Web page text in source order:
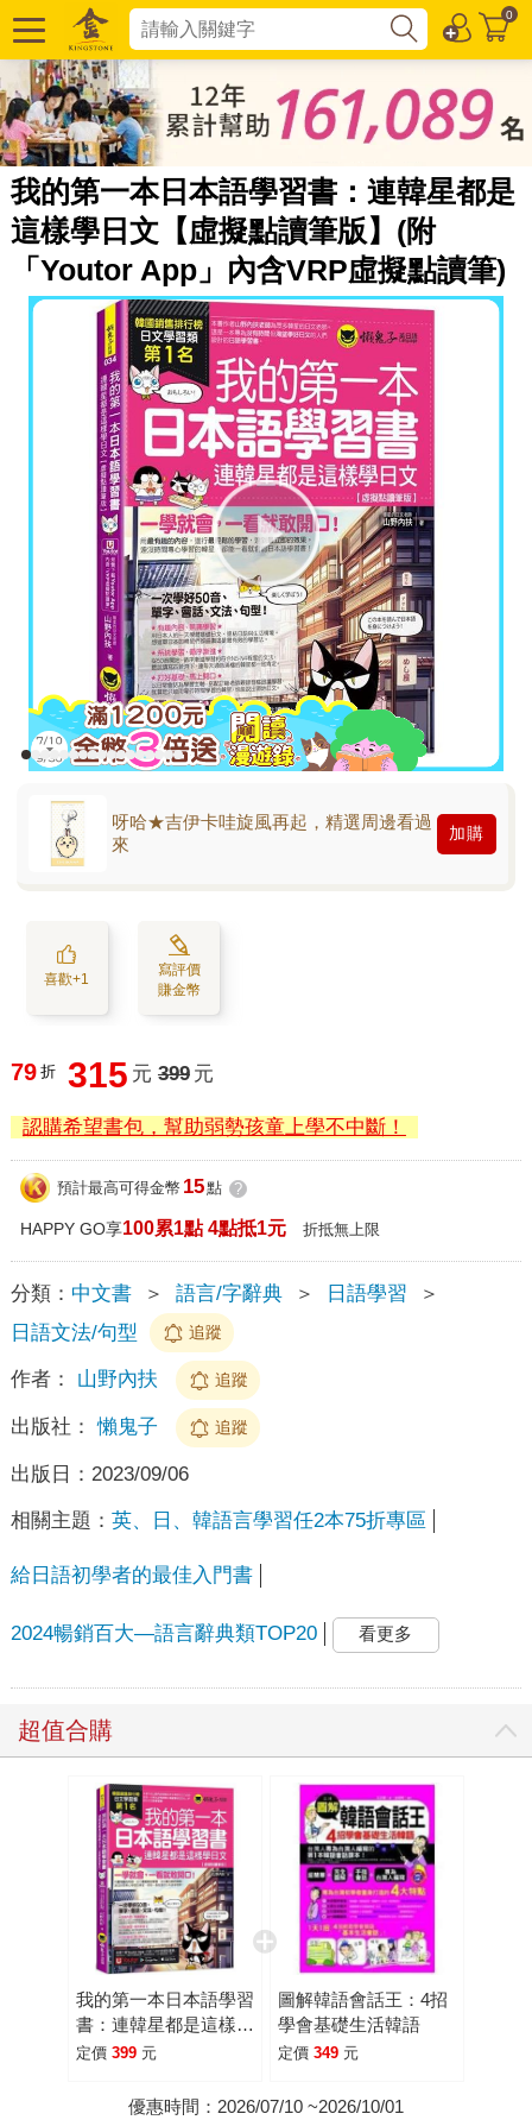
0
我的第一本日本語學習書：連韓星都是
這樣學日文【虛擬點讀筆版】(附
「Youtor App」內含VRP虛擬點讀筆)
呀哈★吉伊卡哇旋風再起，精選周邊看過
來
加購
喜歡+1
寫評價
賺金幣
79 折 315 元 399 元
認購希望書包，幫助弱勢孩童上學不中斷！
預計最高可得金幣 15點 ?
HAPPY GO享100累1點 4點抵1元 折抵無上限
分類： 中文書 ＞ 語言/字辭典 ＞ 日語學習
＞
日語文法/句型
追蹤
作者： 山野內扶 追蹤
出版社： 懶鬼子 追蹤
出版日： 2023/09/06
相關主題： 英、日、韓語言學習任2本75折專區
給日語初學者的最佳入門書
2024暢銷百大—語言辭典類TOP20 看更多
超值合購
我的第一本日本語學習
書：連韓星都是這樣學
日文【虛擬點讀筆版】
含VRP虛擬點讀筆)
定價 399 元
圖解韓語會話王：4招
學會基礎生活韓語
定價 349 元
優惠時間：2026/07/10 ~2026/10/01